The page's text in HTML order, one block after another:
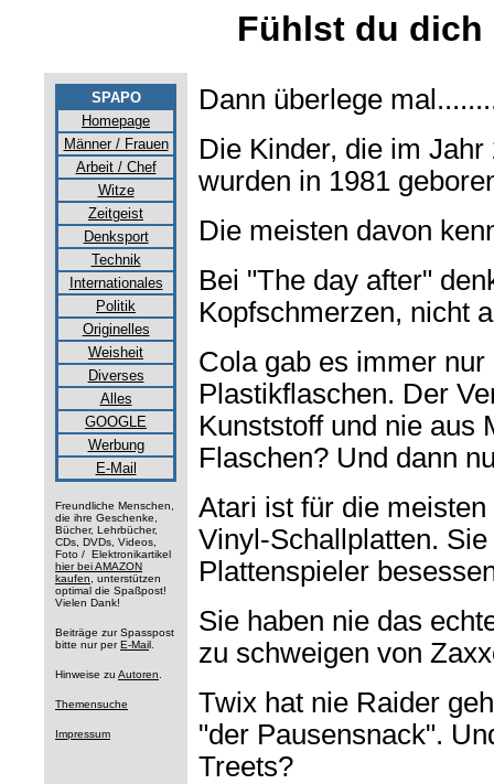
Fühlst du
SPAPO
Homepage
Männer / Frauen
Arbeit / Chef
Witze
Zeitgeist
Denksport
Technik
Internationales
Politik
Originelles
Weisheit
Diverses
Alles
GOOGLE
Werbung
E-Mail
Freundliche Menschen,
die ihre Geschenke,
Bücher, Lehrbücher,
CDs, DVDs, Videos,
Foto / Elektronikartikel
hier bei AMAZON
kaufen, unterstützen
optimal die Spaßpost!
Vielen Dank!
Beiträge zur Spasspost
bitte nur per E-Mai l.
Hinweise zu Autoren.
Themensuche
Impressum
Dann überlege
Die Kinder, die im
wurden in 1981
Die meisten davon
Bei "The day after"
Kopfschmerzen, nicht
Cola gab es immer
Plastikflaschen. Der
Kunststoff und nie aus
Flaschen? Und dann
Atari ist für die
Vinyl-Schallplatten.
Plattenspieler
Sie haben nie das
zu schweigen von
Twix hat nie Raider
"der Pausensnack".
Treets?